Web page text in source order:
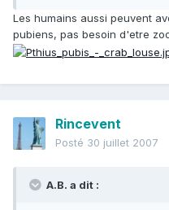
Les humains aussi peuvent
pubiens, pas besoin d'etre
Rincevent
Posté 30 juillet 2007
A.B. a dit :